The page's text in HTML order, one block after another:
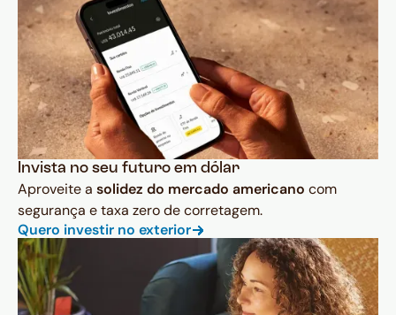
Invista no seu futuro em dólar
Aproveite a solidez do mercado americano com
segurança e taxa zero de corretagem.
Quero investir no exterior